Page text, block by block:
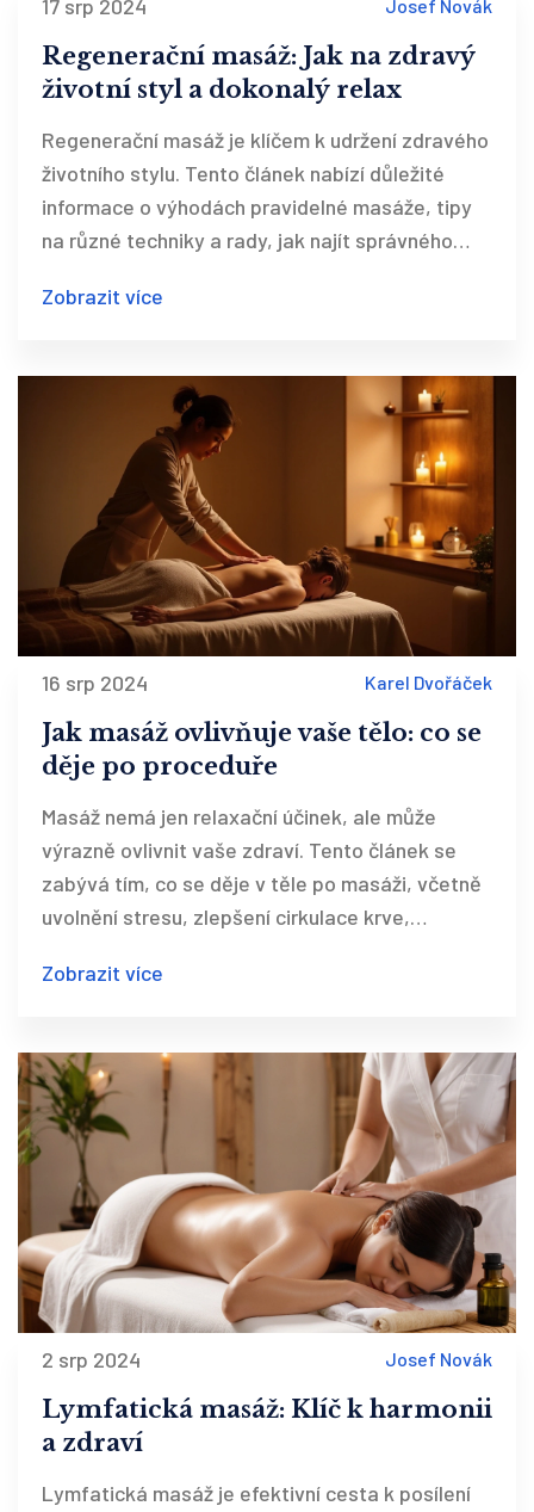
17 srp 2024 Josef Novák
Regenerační masáž: Jak na zdravý
životní styl a dokonalý relax
Regenerační masáž je klíčem k udržení zdravého
životního stylu. Tento článek nabízí důležité
informace o výhodách pravidelné masáže, tipy
na různé techniky a rady, jak najít správného
masáž začlenit do své každodenní rutiny.
optimálního zdraví a pohody.
Zobrazit více
16 srp 2024 Karel Dvořáček
Jak masáž ovlivňuje vaše tělo: co se
děje po proceduře
Masáž nemá jen relaxační účinek, ale může
výrazně ovlivnit vaše zdraví. Tento článek se
zabývá tím, co se děje v těle po masáži, včetně
uvolnění stresu, zlepšení cirkulace krve,
Představíme také nějaké zajímavé fakty a
Zobrazit více
2 srp 2024 Josef Novák
Lymfatická masáž: Klíč k harmonii
a zdraví
Lymfatická masáž je efektivní cesta k posílení